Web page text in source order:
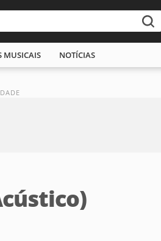
MUSICAIS NOTÍCIAS